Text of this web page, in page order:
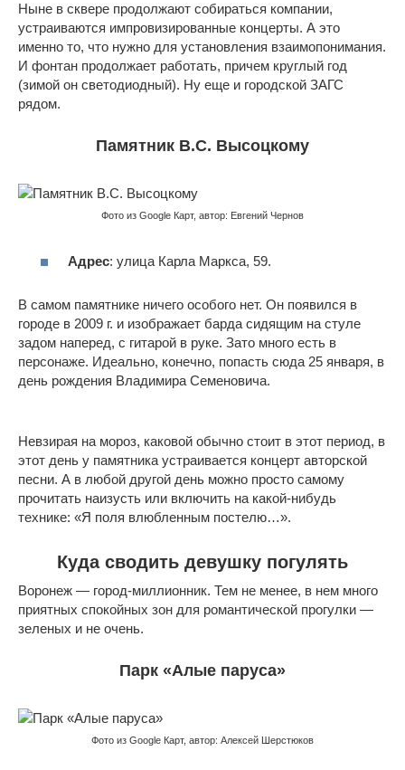
Ныне в сквере продолжают собираться компании,
устраиваются импровизированные концерты. А это
именно то, что нужно для установления взаимопонимания.
И фонтан продолжает работать, причем круглый год
(зимой он светодиодный). Ну еще и городской ЗАГС
рядом.
Памятник В.С. Высоцкому
Фото из Google Карт, автор: Евгений Чернов
Адрес: улица Карла Маркса, 59.
В самом памятнике ничего особого нет. Он появился в
городе в 2009 г. и изображает барда сидящим на стуле
задом наперед, с гитарой в руке. Зато много есть в
персонаже. Идеально, конечно, попасть сюда 25 января, в
день рождения Владимира Семеновича.
Невзирая на мороз, каковой обычно стоит в этот период, в
этот день у памятника устраивается концерт авторской
песни. А в любой другой день можно просто самому
прочитать наизусть или включить на какой-нибудь
технике: «Я поля влюбленным постелю…».
Куда сводить девушку погулять
Воронеж — город-миллионник. Тем не менее, в нем много
приятных спокойных зон для романтической прогулки —
зеленых и не очень.
Парк «Алые паруса»
Фото из Google Карт, автор: Алексей Шерстюков